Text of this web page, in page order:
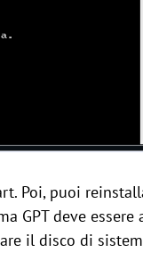
Poi, puoi
GPT deve essere
il disco di